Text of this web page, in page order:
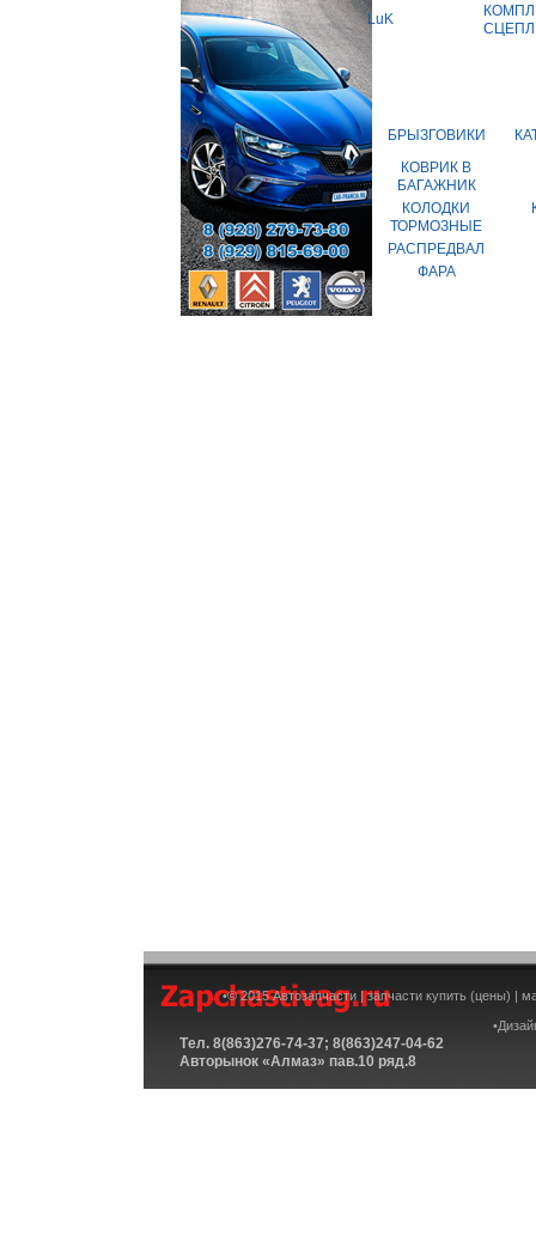
LuK
БРЫЗГОВИКИ
КОВРИК В
БАГАЖНИК
КОЛОДКИ
ТОРМОЗНЫЕ
РАСПРЕДВАЛ
ФАРА
•© 2015 Автозапчасти | запчасти купить (цены) |
Tел. 8(863)276-74-37; 8(863)247-04-62
Авторынок «Алмаз» пав.10 ряд.8